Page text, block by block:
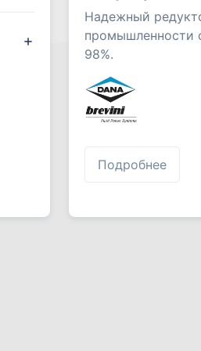
Надежный
промышленности
98%.
Подробнее